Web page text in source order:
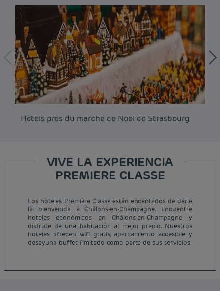
Hôtels près du marché de Noël de Strasbourg
VIVE LA EXPERIENCIA
PREMIERE CLASSE
Los hoteles Première Classe están encantados de darle
la bienvenida a Châlons-en-Champagne. Encuentre
hoteles económicos en Châlons-en-Champagne y
disfrute de una habitación al mejor precio. Nuestros
hoteles ofrecen wifi gratis, aparcamiento accesible y
desayuno buffet ilimitado como parte de sus servicios.
Hoteles baratos París
Hoteles baratos Francia
Hoteles baratos Marsella
Hoteles baratos Burdeos
Hoteles baratos Toulouse
Avisos legales
Términos y Condiciones Generales